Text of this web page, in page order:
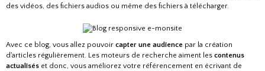
des vidéos, des fichiers audios ou même des fichiers à télécharger.
Avec ce blog, vous allez pouvoir capter une audience par la création
d'articles régulièrement. Les moteurs de recherche aiment les contenus
actualisés et donc, vous améliorez votre référencement en écrivant de